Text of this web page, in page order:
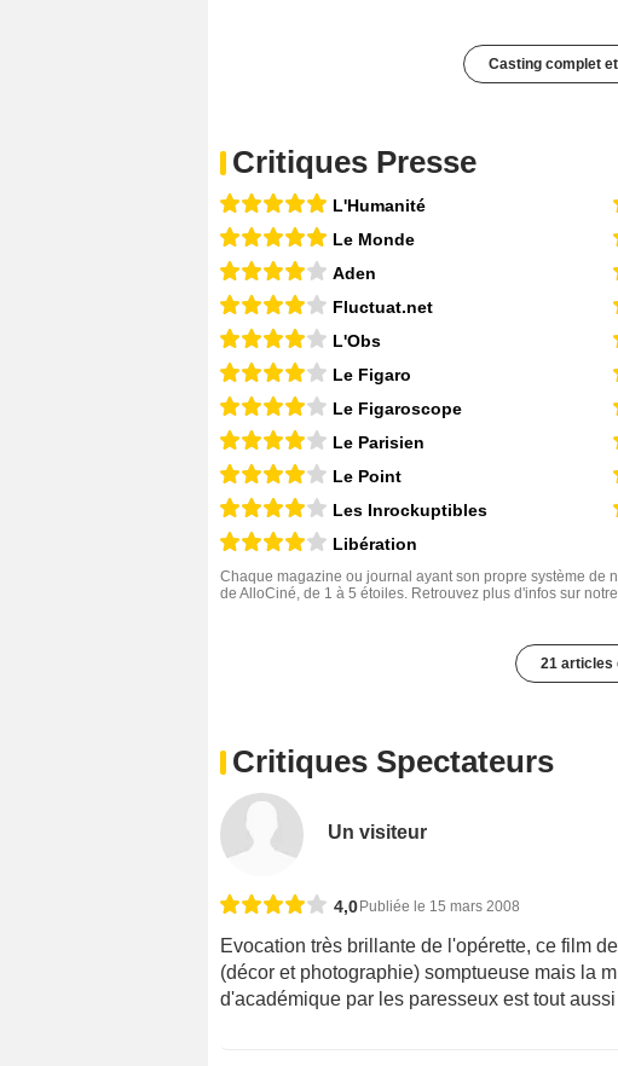
Casting complet
Critiques Presse
L'Humanité
Le Monde
Aden
Fluctuat.net
L'Obs
Le Figaro
Le Figaroscope
Le Parisien
Le Point
Les Inrockuptibles
Libération
Chaque magazine ou journal ayant son propre système de
de AlloCiné, de 1 à 5 étoiles. Retrouvez plus d'infos sur
21 articles
Critiques Spectateurs
Un visiteur
4,0 Publiée le 15 mars 2008
Evocation très brillante de l'opérette, ce film
(décor et photographie) somptueuse mais la
d'académique par les paresseux est tout